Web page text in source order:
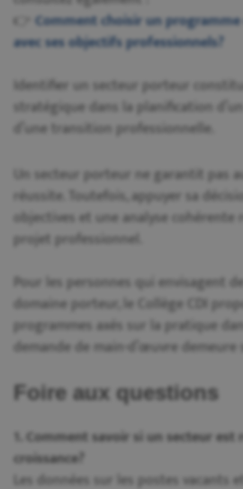
👉 Comment choisir un
avec ses objectifs professionnels?
Identifier un secteur porteur
stratégique dans la planification
d’une transition professionnelle.
Un secteur porteur ne garantit pas
réussite. Toutefois, appuyer sa
objectives et une analyse cohérente
projet professionnel.
Pour les personnes qui envisagent
domaine porteur, le Collège CDI
programmes axés sur la pratique
demande de main-d’œuvre demeure
Foire aux questions
1. Comment savoir si un secteur est
croissance?
Les données sur les postes vacants